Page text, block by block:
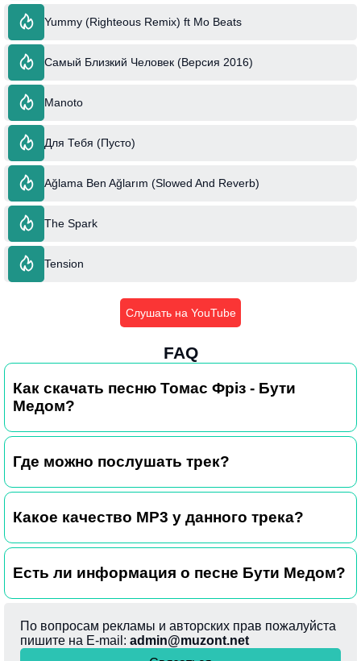
Yummy (Righteous Remix) ft Mo Beats
Самый Близкий Человек (Версия 2016)
Manoto
Для Тебя (Пусто)
Ağlama Ben Ağlarım (Slowed And Reverb)
The Spark
Tension
Слушать на YouTube
FAQ
Как скачать песню Томас Фріз - Бути
Медом?
Где можно послушать трек?
Какое качество MP3 у данного трека?
Есть ли информация о песне Бути Медом?
По вопросам рекламы и авторских прав пожалуйста
пишите на E-mail: admin@muzont.net